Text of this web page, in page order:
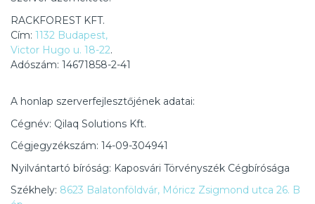
RACKFOREST KFT.
Cím: 1132 Budapest,
Victor Hugo u. 18-22.
Adószám: 14671858-2-41
A honlap szerverfejlesztőjének adatai:
Cégnév: Qilaq Solutions Kft.
Cégjegyzékszám: 14-09-304941
Nyilvántartó bíróság: Kaposvári Törvényszék Cégbírósága
Székhely: 8623 Balatonföldvár, Móricz Zsigmond utca 26. B